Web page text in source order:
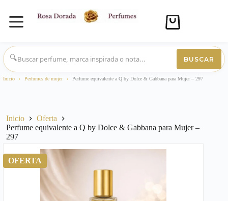
Saltar
al
contenido
Carro
compra
🔍
BUSCAR
Inicio › Perfumes de mujer › Perfume equivalente a Q by Dolce & Gabbana para Mujer – 297
Inicio
Oferta
Perfume equivalente a Q by Dolce & Gabbana para Mujer –
297
OFERTA